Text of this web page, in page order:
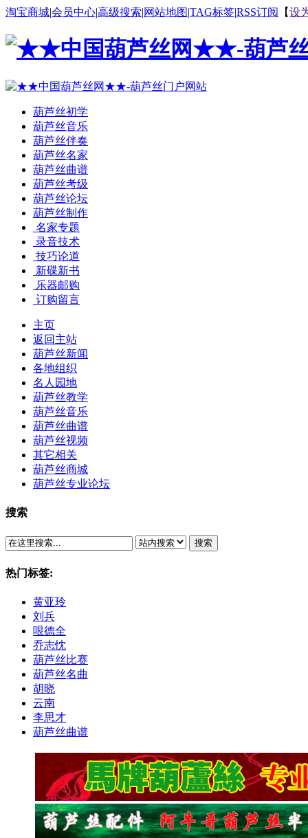
淘宝商城|会员中心|高级搜索|网站地图|TAG标签|RSS订阅 【设
葫芦丝初学
葫芦丝音乐
葫芦丝伴奏
葫芦丝名家
葫芦丝曲谱
葫芦丝考级
葫芦丝论坛
葫芦丝制作
名家专题
录音技术
技巧论道
新碟新书
乐器邮购
订购留言
主页
返回主站
葫芦丝新闻
各地组织
名人园地
葫芦丝教学
葫芦丝音乐
葫芦丝曲谱
葫芦丝视频
其它相关
葫芦丝商城
葫芦丝专业论坛
搜索
搜索
热门标签:
黄亚玲
刘兵
哏德全
乔志忱
葫芦丝比赛
葫芦丝名曲
胡晓
云南
李思才
葫芦丝曲谱